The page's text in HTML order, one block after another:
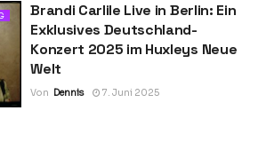
Brandi Carlile Live in Berlin: Ein
Exklusives Deutschland-
Konzert 2025 im Huxleys Neue
Welt
Von Dennis 7. Juni 2025